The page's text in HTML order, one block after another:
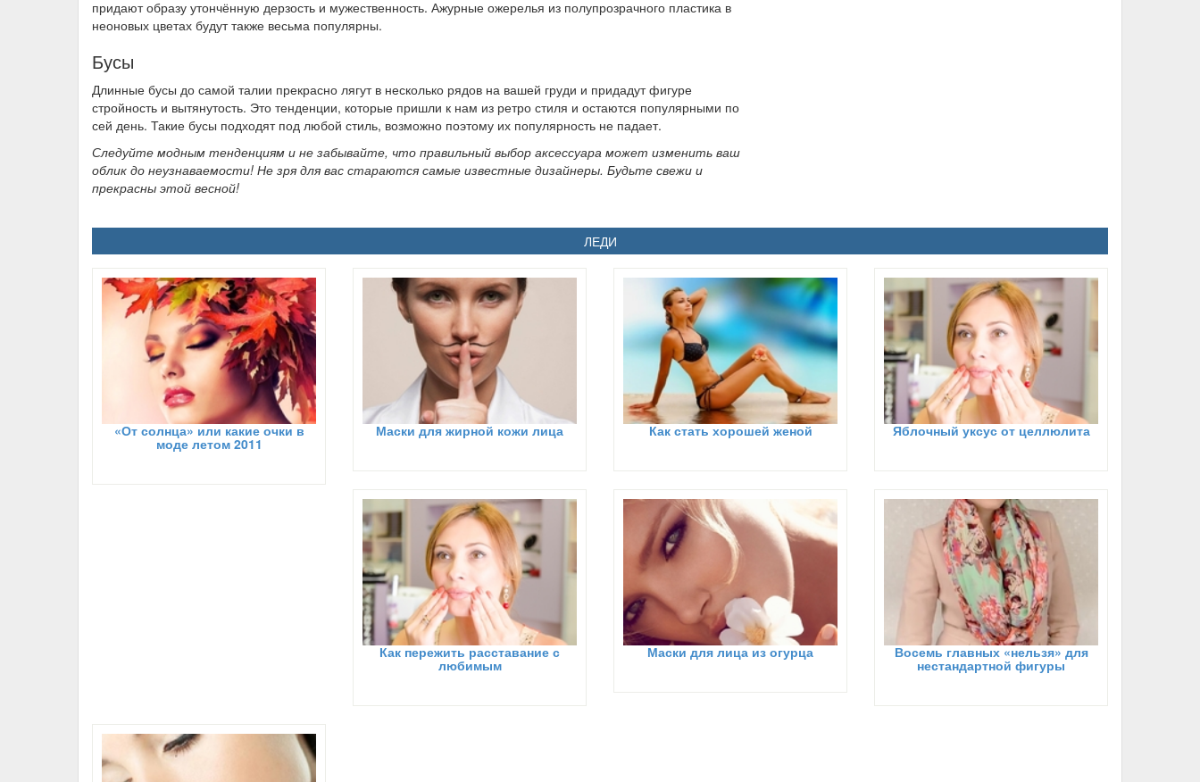
придают образу утончённую дерзость и мужественность. Ажурные ожерелья из полупрозрачного пластика в
неоновых цветах будут также весьма популярны.
Бусы
Длинные бусы до самой талии прекрасно лягут в несколько рядов на вашей груди и придадут фигуре
стройность и вытянутость. Это тенденции, которые пришли к нам из ретро стиля и остаются популярными по
сей день. Такие бусы подходят под любой стиль, возможно поэтому их популярность не падает.
Следуйте модным тенденциям и не забывайте, что правильный выбор аксессуара может изменить ваш
облик до неузнаваемости! Не зря для вас стараются самые известные дизайнеры. Будьте свежи и
прекрасны этой весной!
ЛЕДИ
«От солнца» или какие очки в
моде летом 2011
Маски для жирной кожи лица Как стать хорошей женой Яблочный уксус от целлюлита
Как пережить расставание с
любимым
Маски для лица из огурца Восемь главных «нельзя» для
нестандартной фигуры